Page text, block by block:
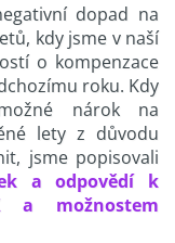
dopad na
kdy jsme v naší
o kompenzace
roku. Kdy
nárok na
lety z důvodu
jsme popisovali
a odpovědí k
a možnostem